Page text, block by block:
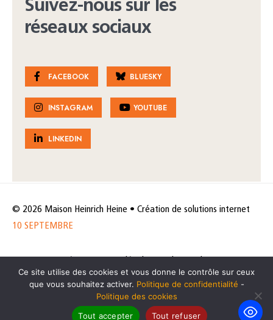
Suivez-nous sur les
réseaux sociaux
FACEBOOK BLUESKY
INSTAGRAM YOUTUBE
LINKEDIN
© 2026 Maison Heinrich Heine • Création de solutions internet
10 SEPTEMBRE
de données
Politique des cookies
Ce site utilise des cookies et vous donne le contrôle sur ceux
que vous souhaitez activer. Politique de confidentialité -
Politique des cookies
Tout accepter
Tout refuser